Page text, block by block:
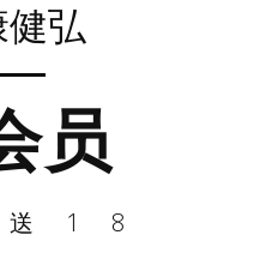
健弘
员
送18